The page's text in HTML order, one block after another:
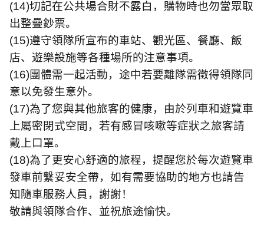
(14)切記在公共場合財不露白，購物時也勿當眾取
出整疊鈔票。
(15)遵守領隊所宣布的車站、觀光區、餐廳、飯
店、遊樂設施等各種場所的注意事項。
(16)團體需一起活動，途中若要離隊需徵得領隊同
意以免發生意外。
(17)為了您與其他旅客的健康，由於列車和遊覽車
上屬密閉式空間，若有感冒咳嗽等症狀之旅客請
戴上口罩。
(18)為了更安心舒適的旅程，提醒您於每次遊覽車
發車前繫妥安全帶，如有需要協助的地方也請告
知隨車服務人員，謝謝！
敬請與領隊合作、並祝旅途愉快。